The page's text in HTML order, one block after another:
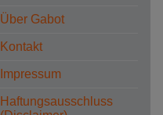
Über Gabot
Kontakt
Impressum
Haftungsausschluss